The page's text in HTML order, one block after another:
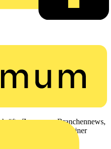
Zugang zu Branchennews,
und Tools – alles auf einer